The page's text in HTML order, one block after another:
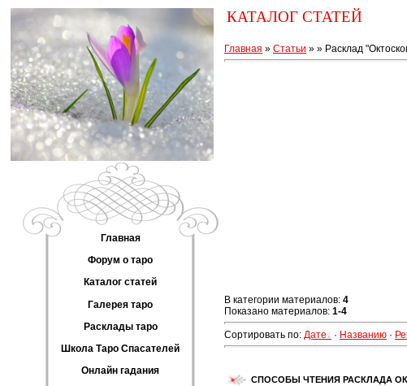
Главная
Форум о таро
Каталог статей
Галерея таро
Расклады таро
Школа Таро Спасателей
Онлайн гадания
КАТАЛОГ СТАТЕЙ
Главная » Статьи » » Расклад
В категории материалов: 4
Показано материалов: 1-4
Сортировать по: Дате · Названию ·
СПОСОБЫ ЧТЕНИЯ РАСКЛАДА